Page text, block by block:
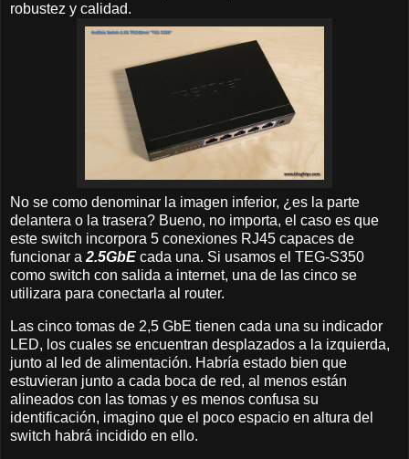
robustez y calidad.
No se como denominar la imagen inferior, ¿es la parte
delantera o la trasera? Bueno, no importa, el caso es que
este switch incorpora 5 conexiones RJ45 capaces de
funcionar a 2.5GbE cada una. Si usamos el TEG-S350
como switch con salida a internet, una de las cinco se
utilizara para conectarla al router.
Las cinco tomas de 2,5 GbE tienen cada una su indicador
LED, los cuales se encuentran desplazados a la izquierda,
junto al led de alimentación. Habría estado bien que
estuvieran junto a cada boca de red, al menos están
alineados con las tomas y es menos confusa su
identificación, imagino que el poco espacio en altura del
switch habrá incidido en ello.